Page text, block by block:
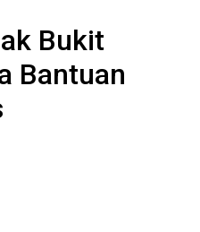
Bukit
Bantuan